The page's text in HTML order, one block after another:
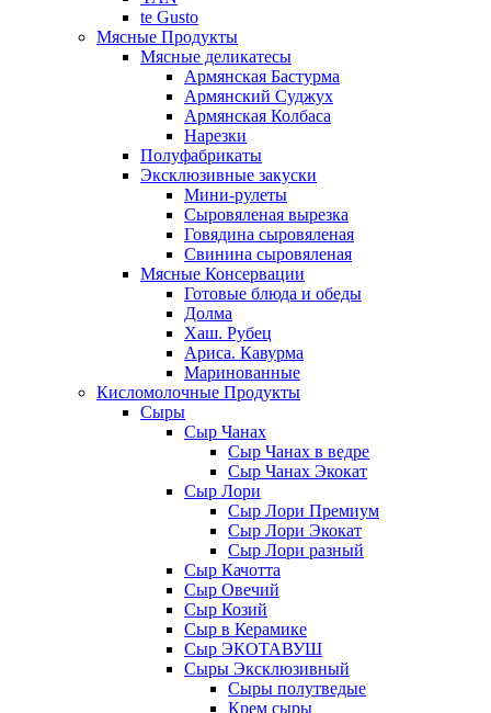
te Gusto
Мясные Продукты
Мясные деликатесы
Армянская Бастурма
Армянский Суджух
Армянская Колбаса
Нарезки
Полуфабрикаты
Эксклюзивные закуски
Мини-рулеты
Сыровяленая вырезка
Говядина сыровяленая
Свинина сыровяленая
Мясные Консервации
Готовые блюда и обеды
Долма
Хаш. Рубец
Ариса. Кавурма
Маринованные
Кисломолочные Продукты
Сыры
Сыр Чанах
Сыр Чанах в ведре
Сыр Чанах Экокат
Сыр Лори
Сыр Лори Премиум
Сыр Лори Экокат
Сыр Лори разный
Сыр Качотта
Сыр Овечий
Сыр Козий
Сыр в Керамике
Сыр ЭКОТАВУШ
Сыры Эксклюзивный
Сыры полутведые
Крем сыры